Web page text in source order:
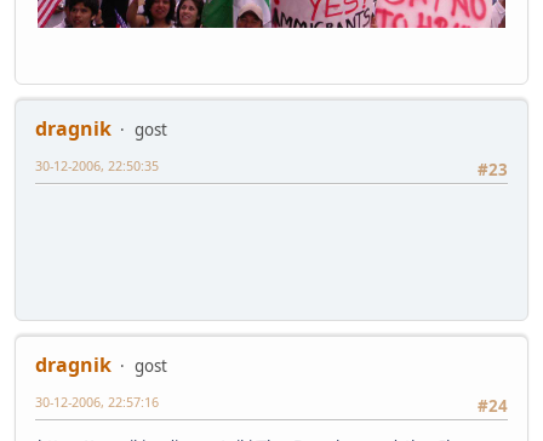
dragnik
gost
#23
30-12-2006, 22:50:35
dragnik
gost
#24
30-12-2006, 22:57:16